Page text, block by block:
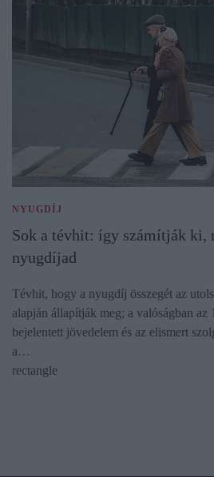
NYUGDÍJ
Sok a tévhit: így számítják ki,
nyugdíjad
Tévhit, hogy a nyugdíj összegét az
alapján állapítják meg; a valóságban az
bejelentett jövedelem és az elismert
a…
rectangle